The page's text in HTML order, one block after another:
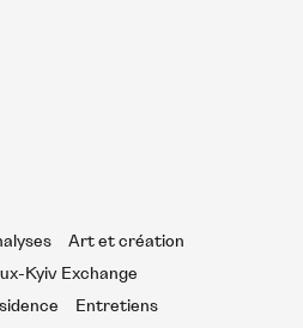
Art et création
Kyiv Exchange
Entretiens